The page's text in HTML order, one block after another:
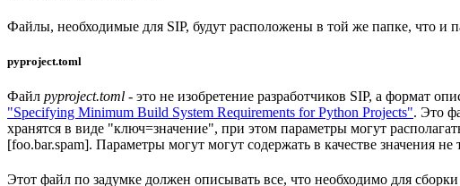
Файлы, необходимые для SIP, будут расположены в той же папке, что и
pyproject.toml
Файл pyproject.toml - это не изобретение разработчиков SIP, а формат
"Specifying Minimum Build System Requirements for Python Projects". Это
хранятся в виде "ключ=значение", при этом параметры могут
[foo.bar.spam]. Параметры могут могут содержать в качестве значения
Этот файл по задумке должен описывать все, что необходимо для